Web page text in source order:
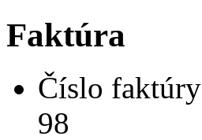
Faktúra
Číslo faktúry
98